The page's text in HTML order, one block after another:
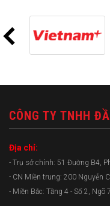
CÔNG TY TNHH
Địa chỉ:
- Trụ sở chính: 51 Đường B4,
- CN Miền trung: 200 Nguyễn
- Miền Bắc: Tầng 4 - Số 2, Ngõ